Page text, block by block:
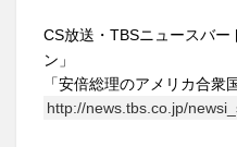
CS放送・ TBSニュースバー
ン」
「安倍総理のアメリカ合衆
http://news.tbs.co.jp/